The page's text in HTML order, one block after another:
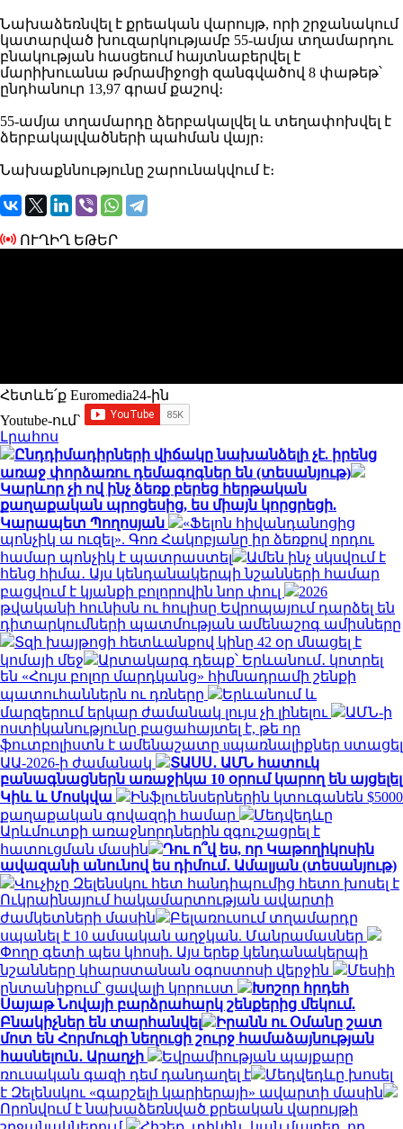
Նախաձեռնվել է քրեական վարույթ, որի շրջանակում
կատարված խուզարկությամբ 55-ամյա տղամարդու
բնակության հասցեում հայտնաբերվել է
մարիխուանա թմրամիջոցի զանգվածով 8 փաթեթ՝
ընդհանուր 13,97 գրամ քաշով։
55-ամյա տղամարդը ձերբակալվել և տեղափոխվել է
ձերբակալվածների պահման վայր։
Նախաքննությունը շարունակվում է։
ՈՒՂԻՂ ԵԹԵՐ
Հետևե՛ք Euromedia24-ին
Youtube-ում`
Լրահոս
Ընդդիմադիրների վիճակը նախանձելի չէ. իրենց
առաջ փորձառու դեմագոգներ են (տեսանյութ)
Կարևոր չի ով ինչ ձեռք բերեց հերթական
քաղաքական պրոցեսից, ես միայն կորցրեցի.
Կարապետ Պողոսյան
«Ֆելոն հիվանդանոցից
պոնչիկ ա ուզել». Գոռ Հակոբյանը իր ձեռքով որդու
համար պոնչիկ է պատրաստել
Ամեն ինչ սկսվում է
հենց հիմա․ Այս կենդանակերպի նշանների համար
բացվում է կյանքի բոլորովին նոր փուլ
2026
թվականի հունիսն ու հուլիսը Եվրոպայում դարձել են
դիտարկումների պատմության ամենաշոգ ամիսները
Տզի խայթոցի հետևանքով կինը 42 օր մնացել է
կոմայի մեջ
Արտակարգ դեպք՝ Երևանում․ կոտրել
են «Հույս բոլոր մարդկանց» հիմնադրամի շենքի
պատուհաններն ու դռները
Երևանում և
մարզերում երկար ժամանակ լույս չի լինելու
ԱՄՆ-ի
ոստիկանությունը բացահայտել է, թե որ
ֆուտբոլիստն է ամենաշատը uպառնալիքներ ստացել
ԱԱ-2026-ի ժամանակ
ՏԱՍՍ․ ԱՄՆ հատուկ
բանագնացներն առաջիկա 10 օրում կարող են այցելել
Կիև և Մոսկվա
Ինֆլուենսերներին կտուգանեն $5000
քաղաքական գովազդի համար
Մեդվեդևը
Արևմուտքի առաջնորդներին զգուշացրել է
հատուցման մասին
Դու ո՞վ ես, որ Կաթողիկոսին
ավազանի անունով ես դիմում․ Ամալյան (տեսանյութ)
Վուչիչը Զելենսկու հետ հանդիպումից հետո խոսել է
Ուկրաինայում հակամարտության ավարտի
ժամկետների մասին
Բելառուսում տղամարդը
սպանել է 10 ամսական աղջկան. Մանրամասներ
Փողը գետի պես կհոսի. Այս երեք կենդանակերպի
նշանները կհարստանան օգոստոսի վերջին
Մեսիի
ընտանիքում՝ ցավալի կորուստ
Խոշոր հրդեհ
Սայաթ Նովայի բարձրահարկ շենքերից մեկում.
Բնակիչներ են տարհանվել
Իրանն ու Օմանը շատ
մոտ են Հորմուզի նեղուցի շուրջ համաձայնության
հասնելուն․ Արաղչի
Եվրամիության պայքարը
ռուսական գազի դեմ դանդաղել է
Մեդվեդևը խոսել
է Զելենսկու «գարշելի կարիերայի» ավարտի մասին
Որոնվում է նախաձեռնված քրեական վարույթի